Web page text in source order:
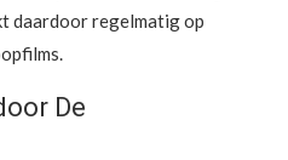
daardoor regelmatig op
De